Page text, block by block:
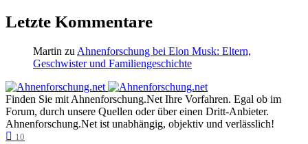
Letzte Kommentare
Martin zuAhnenforschung bei Elon Musk: Eltern,
Geschwister und Familiengeschichte
Finden Sie mit Ahnenforschung.Net Ihre Vorfahren. Egal ob im
Forum, durch unsere Quellen oder über einen Dritt-Anbieter.
Ahnenforschung.Net ist unabhängig, objektiv und verlässlich!
10